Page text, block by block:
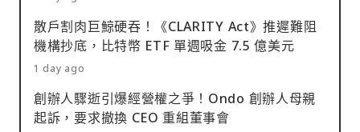
散戶割肉巨鯨硬吞！《CLARITY Act》推遲難阻
機構抄底，比特幣 ETF 單週吸金 7.5 億美元
1 day ago
創辦人驟逝引爆經營權之爭！Ondo 創辦人母親
起訴，要求撤換 CEO 重組董事會